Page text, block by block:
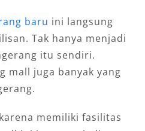
baru ini langsung
Tak hanya menjadi
itu sendiri.
mall juga banyak yang
memiliki fasilitas